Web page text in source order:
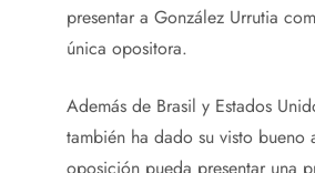
presentar a González Urrutia
única opositora.
Además de Brasil y Estados
también ha dado su visto bueno